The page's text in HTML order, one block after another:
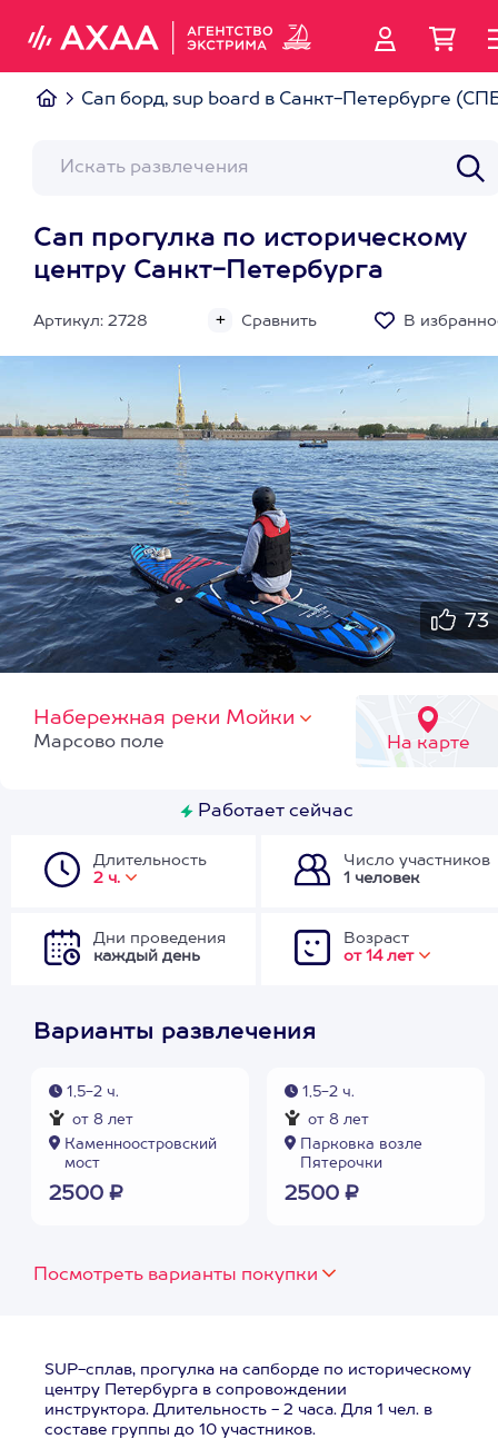
Сап борд, sup board в Санкт-Петербурге
Сап прогулка по историческому
центру Санкт-Петербурга
Артикул: 2728 Сравнить В
73
Набережная реки Мойки
На карте
Марсово поле
Работает сейчас
Длительность
2 ч.
Число участников
1 человек
Дни проведения
каждый день
Возраст
от 14 лет
Варианты развлечения
1,5-2 ч.
от 8 лет
Каменноостровский
мост
2500 ₽
1,5-2 ч.
от 8 лет
Парковка возле
Пятерочки
2500 ₽
Посмотреть варианты покупки
SUP-сплав, прогулка на сапборде по историческому
центру Петербурга в сопровождении
инструктора. Длительность - 2 часа. Для 1 чел. в
составе группы до 10 участников.